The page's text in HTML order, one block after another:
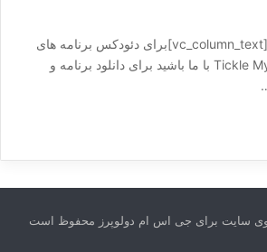
[vc_row][vc_column][vc_column_text]برای دئودکس برنامه های
خود با برنامه Tickle My Android با ما باشید برای دانلود برنامه و
سایت برای جی اس ام دولوپرز محفوظ است